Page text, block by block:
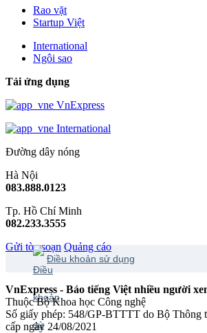
Rao vặt
Startup Việt
International
Ngôi sao
Tải ứng dụng
VnExpress
International
Đường dây nóng
Hà Nội
083.888.0123
Tp. Hồ Chí Minh
082.233.3555
Gửi tòa soạn Quảng cáo
Điều khoản sử dụng
VnExpress - Báo tiếng Việt nhiều người
Thuộc Bộ Khoa học Công nghệ
Số giấy phép: 548/GP-BTTTT do Bộ Thông
cấp ngày 24/08/2021